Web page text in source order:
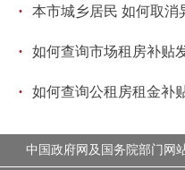
· 本市城乡居民 如何取消
· 如何查询市场租房补贴
· 如何查询公租房租金补
中国政府网及国务院部门网